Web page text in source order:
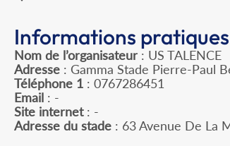
Informations pratiques
Nom de l’organisateur : US TALENCE
Adresse : Gamma Stade Pierre-Paul
Téléphone 1 : 0767286451
Email : -
Site internet: -
Adresse du stade : 63 Avenue De La